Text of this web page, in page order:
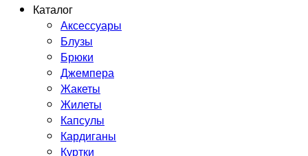
Каталог
Аксессуары
Блузы
Брюки
Джемпера
Жакеты
Жилеты
Капсулы
Кардиганы
Куртки